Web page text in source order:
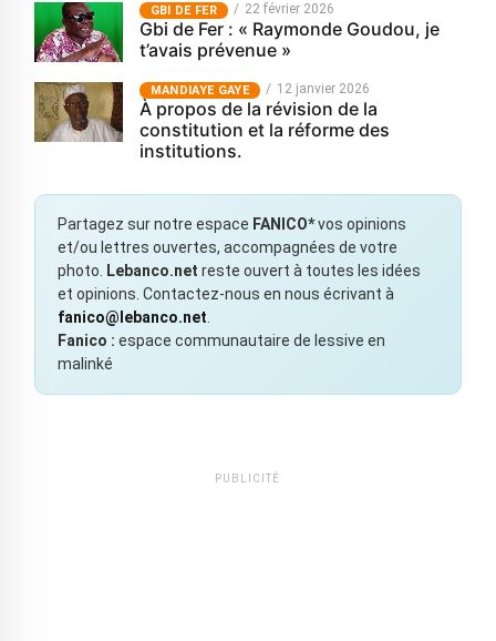
GBI DE FER 22 février 2026
Gbi de Fer : « Raymonde Goudou, je
t’avais prévenue »
MANDIAYE GAYE 12 janvier 2026
À propos de la révision de la
constitution et la réforme des
institutions.
Partagez sur notre espace FANICO*vos opinions
et/ou lettres ouvertes, accompagnées de votre
photo.
Lebanco.net reste ouvert à toutes les idées
et opinions. Contactez-nous en nous écrivant à
fanico@lebanco.net
Fanico : espace communautaire de lessive en
malinké
PUBLICITÉ